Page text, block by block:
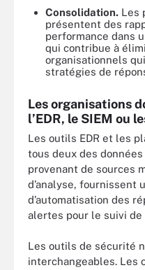
Consolidation. Les
présentent des
performance dans
qui contribue à
organisationnels
stratégies de
Les organisations
l’EDR, le SIEM ou
Les outils EDR et les
tous deux des
provenant de sources
d’analyse, fournissent
d’automatisation des
alertes pour le suivi de
Les outils de sécurité
interchangeables. Les